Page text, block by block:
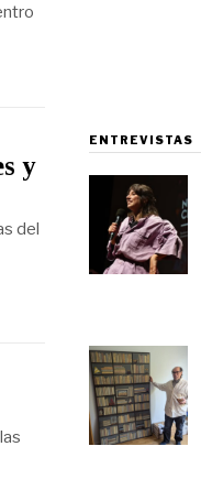
y
del
ENTREVISTAS